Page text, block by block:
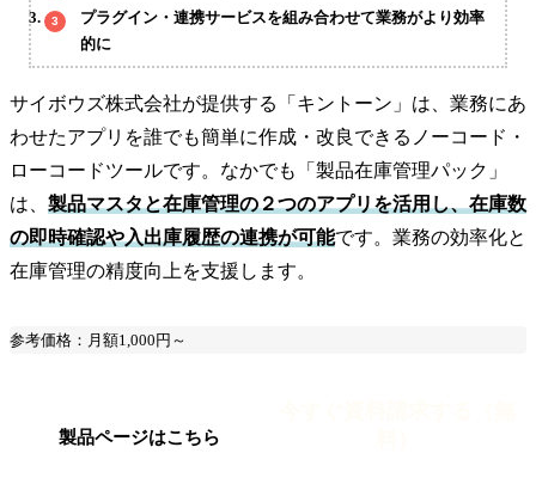
プラグイン・連携サービスを組み合わせて業務がより効率
的に
サイボウズ株式会社が提供する「キントーン」は、業務にあ
わせたアプリを誰でも簡単に作成・改良できるノーコード・
ローコードツールです。なかでも「製品在庫管理パック」
は、 製品マスタと在庫管理の２つのアプリを活用し、在庫数
の即時確認や入出庫履歴の連携が可能です。業務の効率化と
在庫管理の精度向上を支援します。
参考価格：月額1,000円～
製品ページはこちら